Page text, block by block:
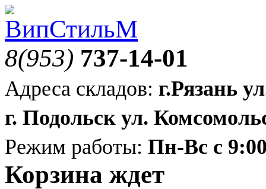
8(953) 737-14-01
Адреса складов: г.Рязань
г. Подольск ул.
Режим работы: Пн-Вс с
Корзина ждет